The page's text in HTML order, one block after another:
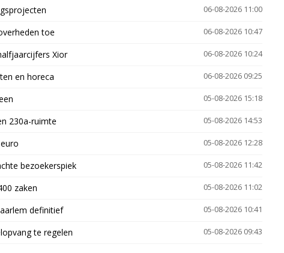
06-08-2026 11:00
06-08-2026 10:47
toe
06-08-2026 10:24
Xior
06-08-2026 09:25
en horeca
05-08-2026 15:18
05-08-2026 14:53
230a-ruimte
05-08-2026 12:28
05-08-2026 11:42
bezoekerspiek
05-08-2026 11:02
zaken
05-08-2026 10:41
definitief
05-08-2026 09:43
te regelen